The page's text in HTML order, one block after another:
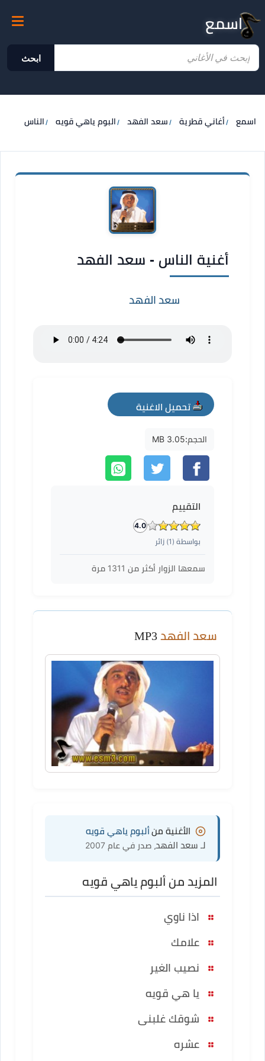
اسمع
ابحث
اسمع أغاني قطرية سعد الفهد البوم ياهي قويه الناس
أغنية الناس - سعد الفهد
سعد الفهد
تحميل الاغنية
mp3
الحجم:3.05 MB
التقييم
4.0
بواسطة ( 1) زائر
سمعها الزوار أكثر من 1311 مرة
سعد الفهد
الأغنية منألبوم ياهي قويه
لـ سعد الفهد ، صدر في عام 2007
المزيد من ألبوم ياهي قويه
اذا ناوي
علامك
نصيب الغير
يا هي قويه
شوقك غلبنى
عشره